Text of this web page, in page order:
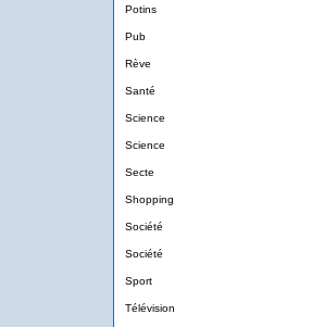
Potins
Pub
Rève
Santé
Science
Science
Secte
Shopping
Société
Société
Sport
Télévision